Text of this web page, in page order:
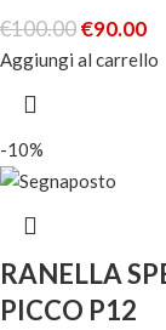
€100.00€90.00
Aggiungi al carrello
-10%
RANELLA
PICCO P12